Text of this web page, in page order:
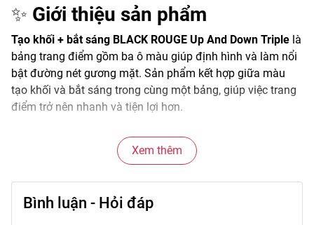
✨ Giới thiệu sản phẩm
Tạo khối + bắt sáng BLACK ROUGE Up And Down Triple là
bảng trang điểm gồm ba ô màu giúp định hình và làm nổi
bật đường nét gương mặt. Sản phẩm kết hợp giữa màu
tạo khối và bắt sáng trong cùng một bảng, giúp việc trang
điểm trở nên nhanh và tiện lợi hơn.
Chất phấn mịn giúp tán đều trên da, hỗ trợ tạo hiệu ứng
gương mặt có chiều sâu nhưng vẫn giữ vẻ tự nhiên trong
🌟Đặc điểm nổi bật
Xem thêm
Bình luận - Hỏi đáp